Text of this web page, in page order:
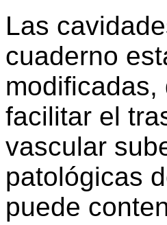
Las
cuaderno
facilitar el
vascular
patológicas
puede